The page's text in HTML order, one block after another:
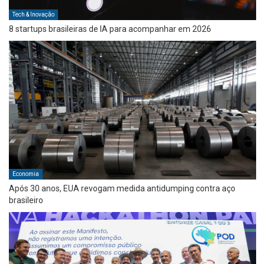
Tech & Inovação
8 startups brasileiras de IA para acompanhar em 2026
Economia
Após 30 anos, EUA revogam medida antidumping contra aço
brasileiro